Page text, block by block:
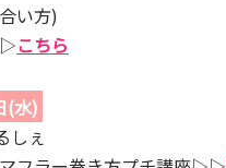
い方)
こちら
(水)
しぇ